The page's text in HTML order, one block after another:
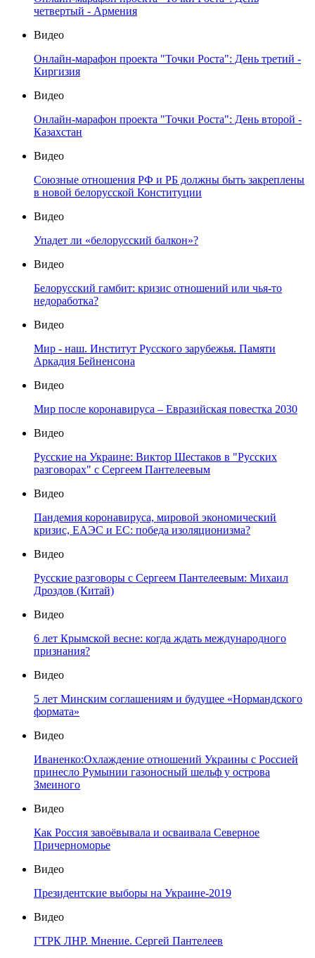
четвертый - Армения
Видео
Онлайн-марафон проекта "Точки Роста": День третий -
Киргизия
Видео
Онлайн-марафон проекта "Точки Роста": День второй -
Казахстан
Видео
Союзные отношения РФ и РБ должны быть закреплены
в новой белорусской Конституции
Видео
Упадет ли «белорусский балкон»?
Видео
Белорусский гамбит: кризис отношений или чья-то
недоработка?
Видео
Мир - наш. Институт Русского зарубежья. Памяти
Аркадия Бейненсона
Видео
Мир после коронавируса – Евразийская повестка 2030
Видео
Русские на Украине: Виктор Шестаков в "Русских
разговорах" с Сергеем Пантелеевым
Видео
Пандемия коронавируса, мировой экономический
кризис, ЕАЭС и ЕС: победа изоляционизма?
Видео
Русские разговоры с Сергеем Пантелеевым: Михаил
Дроздов (Китай)
Видео
6 лет Крымской весне: когда ждать международного
признания?
Видео
5 лет Минским соглашениям и будущее «Нормандского
формата»
Видео
Иваненко:Охлаждение отношений Украины с Россией
принесло Румынии газоносный шельф у острова
Змеиного
Видео
Как Россия завоёвывала и осваивала Северное
Причерноморье
Видео
Президентские выборы на Украине-2019
Видео
ГТРК ЛНР. Мнение. Сергей Пантелеев